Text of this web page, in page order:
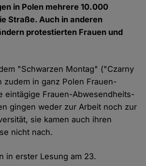
in Polen mehrere 10.000
Straße. Auch in anderen
protestierten Frauen und
"Schwarzen Montag" ("Czarny
zudem in ganz Polen Frauen-
eintägige Frauen-Abwesendheits-
gingen weder zur Arbeit noch zur
sie kamen auch ihren
nicht nach.
in erster Lesung am 23.